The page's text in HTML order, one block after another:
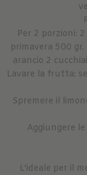
Per 2 porzioni:
primavera 500
arancio 2
Lavare la frutta:
Spremere il
Aggiungere
L’ideale per il